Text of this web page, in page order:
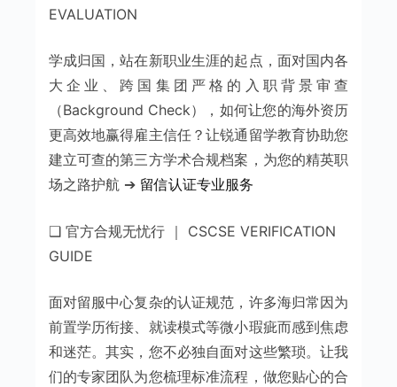
EVALUATION
学成归国，站在新职业生涯的起点，面对国内各
大企业、跨国集团严格的入职背景审查
（Background Check），如何让您的海外资历
更高效地赢得雇主信任？让锐通留学教育协助您
建立可查的第三方学术合规档案，为您的精英职
场之路护航 ➔ 留信认证专业服务
❑ 官方合规无忧行 ｜ CSCSE VERIFICATION
GUIDE
面对留服中心复杂的认证规范，许多海归常因为
前置学历衔接、就读模式等微小瑕疵而感到焦虑
和迷茫。其实，您不必独自面对这些繁琐。让我
们的专家团队为您梳理标准流程，做您贴心的合